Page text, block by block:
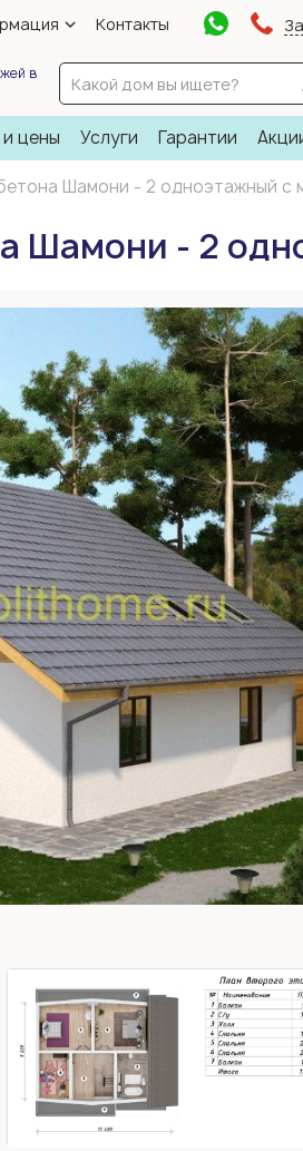
Контакты
в
цены Услуги Гарантии
Шамони - 2 одноэтажный с
Шамони - 2